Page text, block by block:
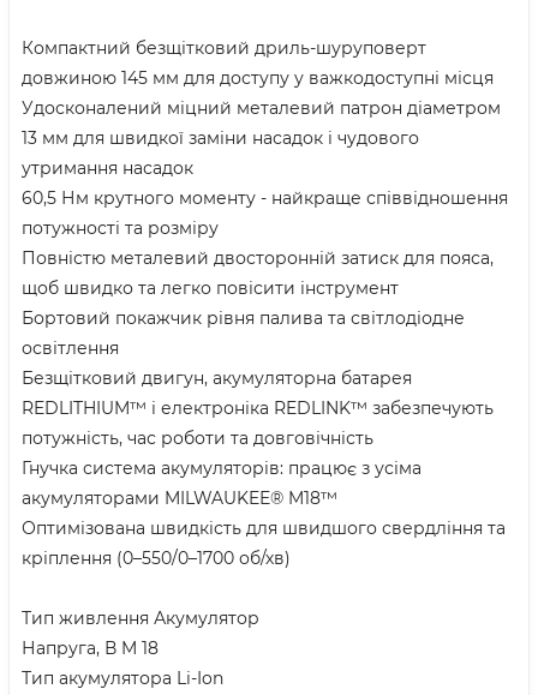
Компактний безщітковий дриль-шуруповерт
довжиною 145 мм для доступу у важкодоступні місця
Удосконалений міцний металевий патрон діаметром
13 мм для швидкої заміни насадок і чудового
утримання насадок
60,5 Нм крутного моменту - найкраще співвідношення
потужності та розміру
Повністю металевий двосторонній затиск для пояса,
щоб швидко та легко повісити інструмент
Бортовий покажчик рівня палива та світлодіодне
освітлення
Безщітковий двигун, акумуляторна батарея
REDLITHIUM™ і електроніка REDLINK™ забезпечують
потужність, час роботи та довговічність
Гнучка система акумуляторів: працює з усіма
акумуляторами MILWAUKEE® M18™
Оптимізована швидкість для швидшого свердління та
кріплення (0–550/0–1700 об/хв)
Тип живлення Акумулятор
Напруга, В M 18
Тип акумулятора Li-Ion